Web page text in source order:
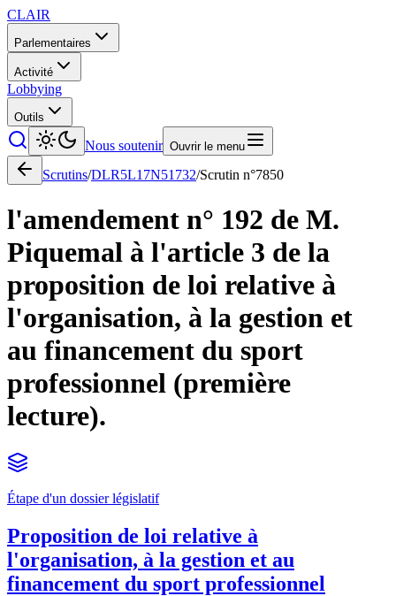
CLAIR
Parlementaires
Activité
Lobbying
Outils
Nous soutenir Ouvrir le menu
Scrutins/DLR5L17N51732/Scrutin n°7850
l'amendement n° 192 de M.
Piquemal à l'article 3 de la
proposition de loi relative à
l'organisation, à la gestion et
au financement du sport
professionnel (première
lecture).
Étape d'un dossier législatif
Proposition de loi relative à
l'organisation, à la gestion et au
financement du sport professionnel